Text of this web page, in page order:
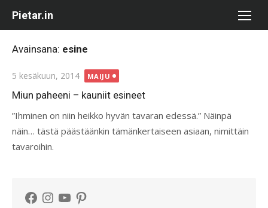
Pietar.in
Avainsana: esine
Posted
on
5 kesäkuun, 2014 MAIJU
Miun paheeni – kauniit esineet
”Ihminen on niin heikko hyvän tavaran edessä.” Näinpä
näin… tästä päästäänkin tämänkertaiseen asiaan, nimittäin
tavaroihin.
Facebook
Instagram
YouTubePinterest